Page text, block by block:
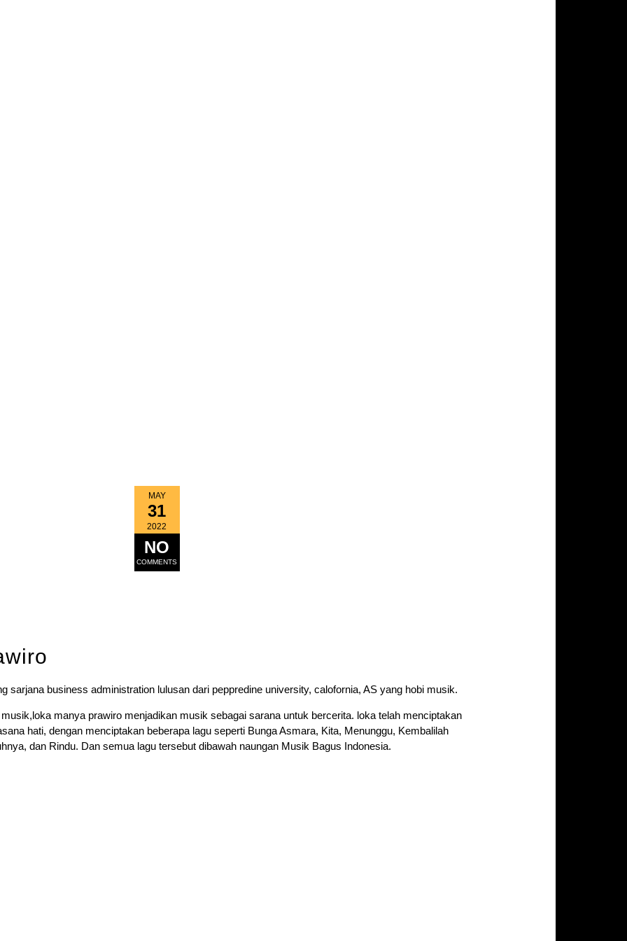
MAY
31
2022
NO
COMMENTS
sarjana business administration lulusan dari peppredine university, calofornia, AS yang hobi musik.
manya prawiro menjadikan musik sebagai sarana untuk bercerita. loka telah menciptakan
hati, dengan menciptakan beberapa lagu seperti Bunga Asmara, Kita, Menunggu, Kembalilah
dan Rindu. Dan semua lagu tersebut dibawah naungan Musik Bagus Indonesia.